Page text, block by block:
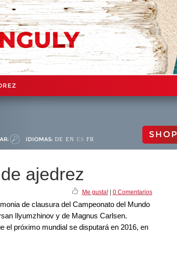
IDIOMAS: DE EN ES FR SHOP
ajedrez
Me gusta!| 0 Comentarios
de clausura del Campeonato del Mundo
Ilyumzhinov y de Magnus Carlsen.
el próximo mundial se disputará en 2016, en